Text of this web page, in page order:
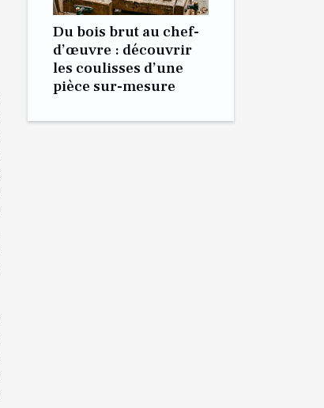
Du bois brut au chef-
d’œuvre : découvrir
les coulisses d’une
pièce sur-mesure